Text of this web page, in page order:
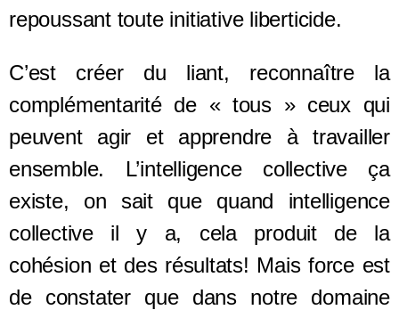
repoussant toute initiative liberticide.
C’est créer du liant, reconnaître la
complémentarité de « tous » ceux qui
peuvent agir et apprendre à travailler
ensemble. L’intelligence collective ça
existe, on sait que quand intelligence
collective il y a, celaproduit de la
cohésion et des résultats! Mais force est
de constater que dans notre domaine